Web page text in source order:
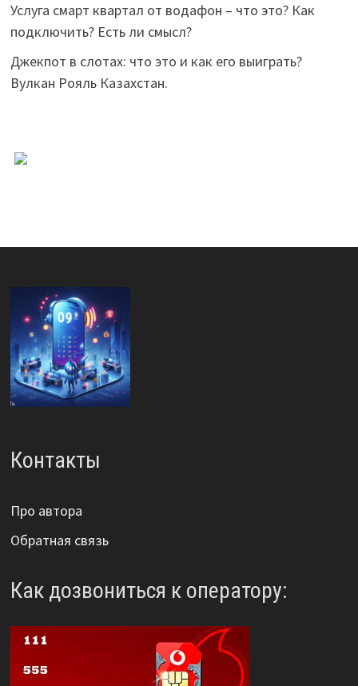
Услуга смарт квартал от водафон – что это? Как
подключить? Есть ли смысл?
Джекпот в слотах: что это и как его выиграть?
Вулкан Рояль Казахстан.
Контакты
Про автора
Обратная связь
Как дозвониться к оператору: